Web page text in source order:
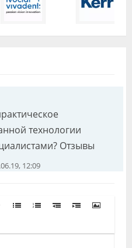
технологии
Отзывы
12:09